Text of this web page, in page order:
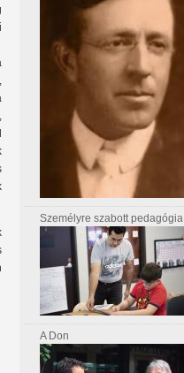
Személyre szabott pedagógia
A Don